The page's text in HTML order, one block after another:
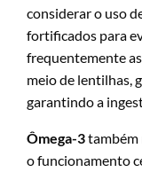
considerar o uso
fortificados para
frequentemente
meio de lentilhas,
garantindo a
Ômega-3também
o funcionamento